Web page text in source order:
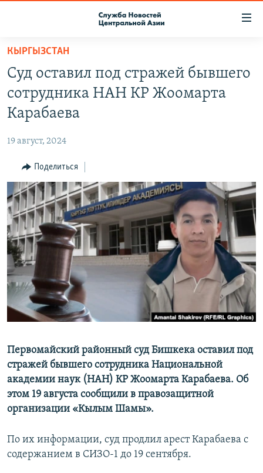
Вернуться
основному
содержанию
Вернутся
главной
навигации
Вернутся
поиску
ПОДПИСКА
КОНТАКТЫ
НАСТОЯЩЕЕ ВРЕМЯ
МИГРАНТ МЕДИА
КЫРГЫЗСТАН
Суд оставил под стражей бывшего
сотрудника НАН КР Жоомарта
Карабаева
19 август, 2024
Поделиться
Первомайский районный суд Бишкека оставил под
стражей бывшего сотрудника Национальной
академии наук (НАН) КР Жоомарта Карабаева. Об
этом 19 августа сообщили в правозащитной
организации «Кылым Шамы».
По их информации, суд продлил арест Карабаева с
содержанием в СИЗО-1 до 19 сентября.